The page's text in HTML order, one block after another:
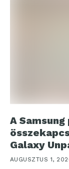
A
Galaxy
AUGUSZTUS 1,